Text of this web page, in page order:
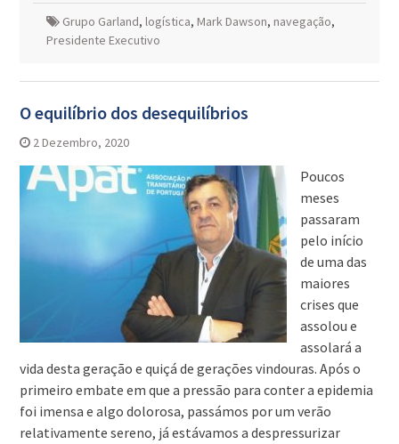
Grupo Garland, logística, Mark Dawson, navegação,
Presidente Executivo
O equilíbrio dos desequilíbrios
2 Dezembro, 2020
Poucos
meses
passaram
pelo início
de uma das
maiores
crises que
assolou e
assolará a
vida desta geração e quiçá de gerações vindouras. Após o
primeiro embate em que a pressão para conter a epidemia
foi imensa e algo dolorosa, passámos por um verão
relativamente sereno, já estávamos a despressurizar